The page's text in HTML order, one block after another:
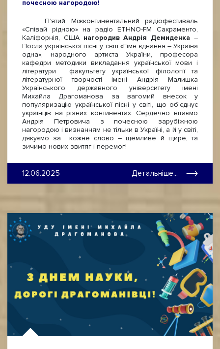
почесною нагородою!
П’ятий Міжконтинентальний радіофестиваль
«Співай рідною» на радіо ETHNO-FM Сакраменто,
Каліфорнія, США нагородив Андрія Демиденка –
Посла української пісні у світі «Гімн єднання – Україна
одна», народного артиста України, професора
кафедри методики викладання української мови і
літератури факультету української філології та
літературної творчості імені Андрія Малишка
Українського державного університету імені
Михайла Драгоманова за вагомий внесок у
популяризацію української пісні у світі, що об’єднує
українців на різних континентах. Сердечно вітаємо
Андрія Петровича з почесною зарубіжною
нагородою і визнанням не тільки в Україні, а й у світі,
дякуємо за кожне слово – щемливе й щире, та
зичимо нових звитяг і перемог!
12.06.2025 Детальніше...